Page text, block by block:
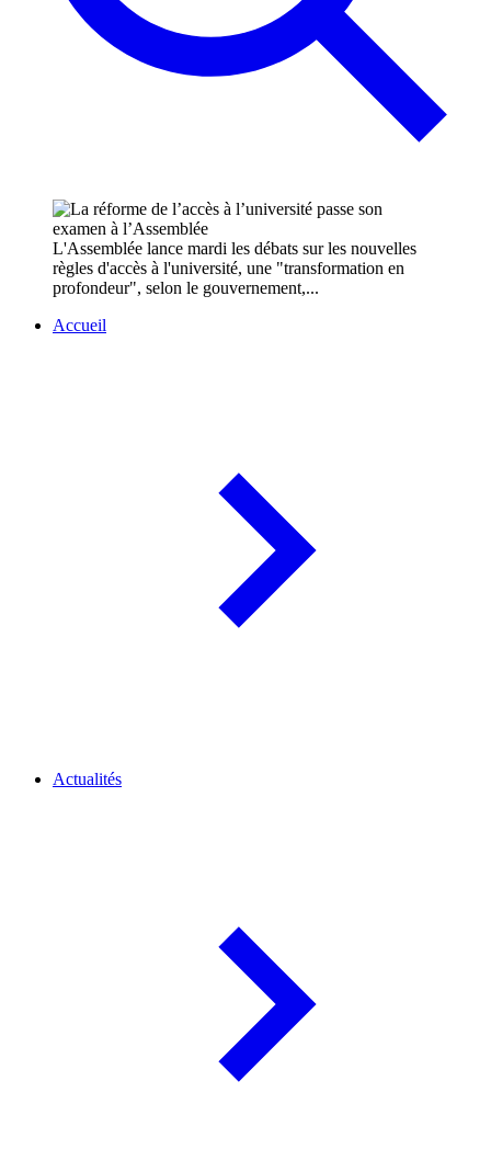
L'Assemblée lance mardi les débats sur les nouvelles
règles d'accès à l'université, une "transformation en
profondeur", selon le gouvernement,...
Accueil
Actualités